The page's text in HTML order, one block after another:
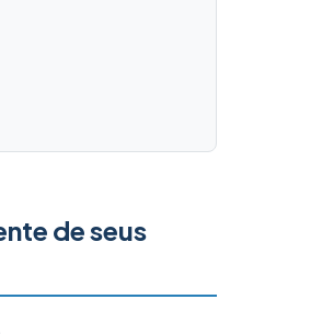
de seus